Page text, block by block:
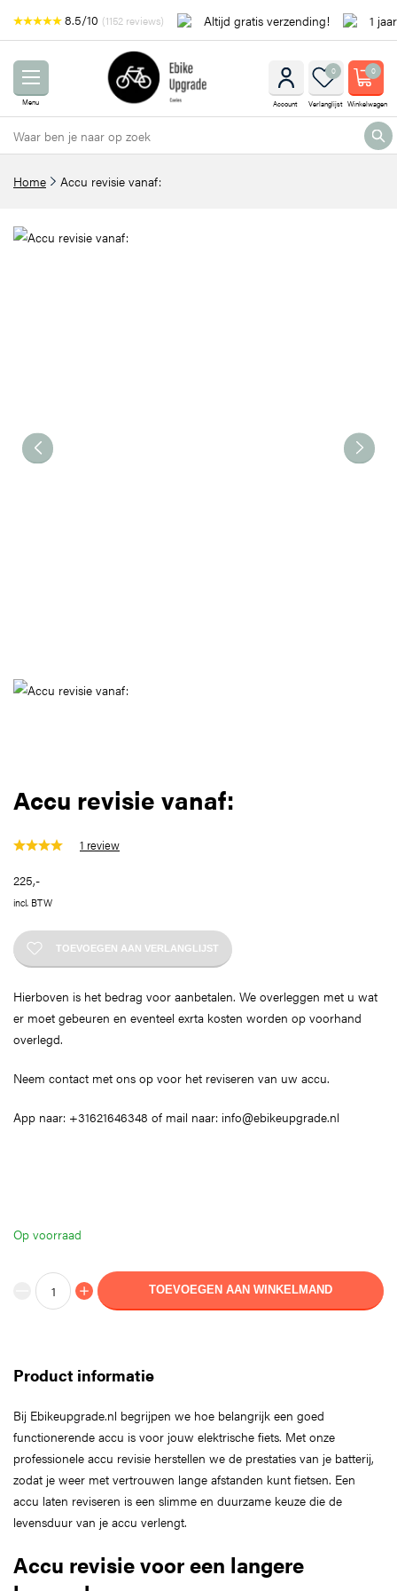
8.5/10 (1152 reviews) Altijd gratis verzending! 1
Menu Account
0
Verlanglijst
0
Winkelwagen
Home Accu revisie vanaf:
Accu revisie vanaf:
1 review
225,-
incl. BTW
TOEVOEGEN AAN VERLANGLIJST
Hierboven is het bedrag voor aanbetalen. We overleggen met u wat
er moet gebeuren en eventeel exrta kosten worden op voorhand
overlegd.
Neem contact met ons op voor het reviseren van uw accu.
App naar: +31621646348 of mail naar: info@ebikeupgrade.nl
Op voorraad
TOEVOEGEN AAN WINKELMAND
Product informatie
Bij Ebikeupgrade.nl begrijpen we hoe belangrijk een goed
functionerende accu is voor jouw elektrische fiets. Met onze
professionele accu revisie herstellen we de prestaties van je batterij,
zodat je weer met vertrouwen lange afstanden kunt fietsen. Een
accu laten reviseren is een slimme en duurzame keuze die de
levensduur van je accu verlengt.
Accu revisie voor een langere